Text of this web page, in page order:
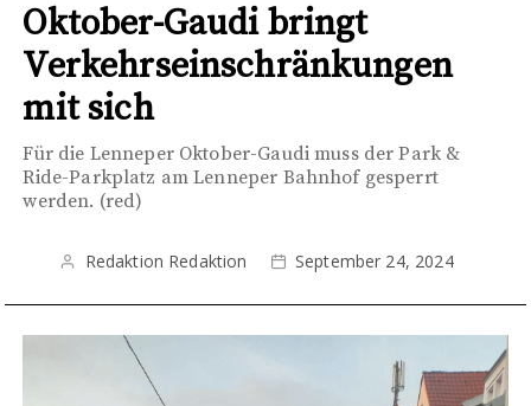
Oktober-Gaudi bringt
Verkehrseinschränkungen
mit sich
Für die Lenneper Oktober-Gaudi muss der Park &
Ride-Parkplatz am Lenneper Bahnhof gesperrt
werden. (red)
Redaktion Redaktion September 24, 2024